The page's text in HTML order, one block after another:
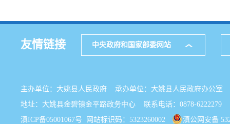
友情链接 中央政府和国家部委网站
主办单位：大姚县人民政府 承办单位：大姚县人民政府办公
地址：大姚县金碧镇金平路政务中心 联系电话：0878-6222279
滇ICP备05001067号 网站标识码：5323260002 滇公网安备